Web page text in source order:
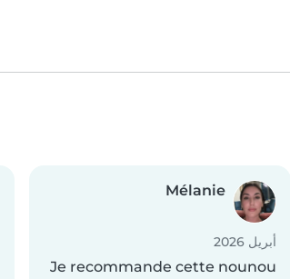
Mélanie
أبريل 2026
Je recommande cette nounou